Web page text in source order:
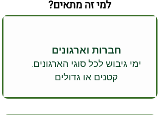
למי זה מתאים?
חברות וארגונים
ימי גיבוש לכל סוגי הארגונים.
קטנים או גדולים